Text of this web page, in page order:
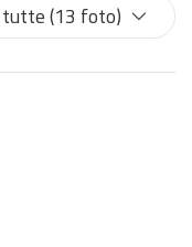
tutte (13 foto)